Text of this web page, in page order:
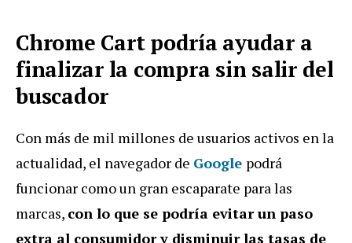
Chrome Cart podría ayudar a
finalizar la compra sin salir del
buscador
Con más de mil millones de usuarios activos en la
actualidad, el navegador de Google podrá
funcionar como un gran escaparate para las
marcas, con lo que se podría evitar un paso
extra al consumidor y disminuir las tasas de